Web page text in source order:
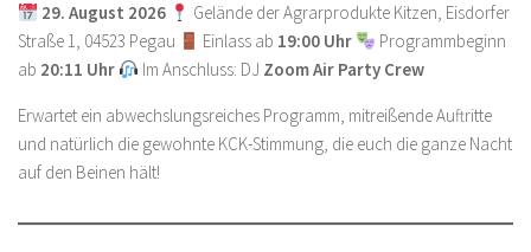
29. August 2026
Gelände der Agrarprodukte Kitzen, Eisdorfer
Straße 1, 04523 Pegau
Einlass ab 19:00 Uhr
Programmbeginn
ab 20:11 Uhr Im Anschluss: DJ Zoom Air Party Crew
Erwartet ein abwechslungsreiches Programm, mitreißende Auftritte
und natürlich die gewohnte KCK-Stimmung, die euch die ganze Nacht
auf den Beinen hält!